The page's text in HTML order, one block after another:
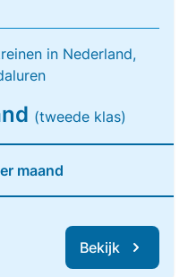
in Nederland,
(tweede klas)
maand
Bekijk